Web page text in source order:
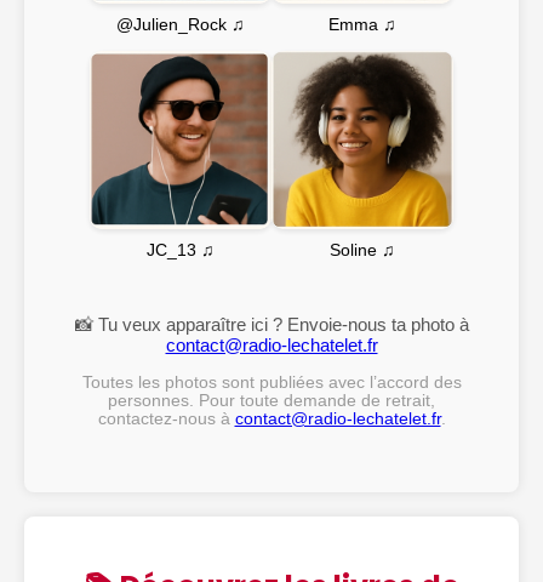
@Julien_Rock ♫ Emma ♫
JC_13 ♫ Soline ♫
📸 Tu veux apparaître ici ? Envoie-nous ta photo à
contact@radio-lechatelet.fr
Toutes les photos sont publiées avec l’accord des
personnes. Pour toute demande de retrait,
contactez-nous à contact@radio-lechatelet.fr.